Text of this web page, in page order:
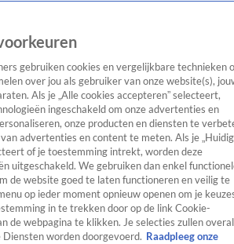
Entertainment TV Algemeen
Tip
SpraakmakendRealityCrimeVideo's
gebruiken cookies en vergelijkbare technieken
over jou als gebruiker van onze website(s),
Als je „Alle cookies accepteren” selecteert,
ingeschakeld om onze advertenties en
onze producten en diensten te
advertenties en content te meten. Als je
of je toestemming intrekt, worden deze
uitgeschakeld. We gebruiken dan enkel
de website goed te laten functioneren en veilig te
op ieder moment opnieuw openen om je
in te trekken door op de link Cookie-
de webpagina te klikken. Je selecties zullen overal
Diensten worden doorgevoerd. Raadpleeg onze